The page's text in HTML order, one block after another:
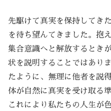
先駆けて真実を保持してき
を待ち望んてきました。抱
集合意識へと解放するとき
状を説明することではあり
たように、無理に他者を説
体が自然に真実を受け取る
これにより私たちの人生が